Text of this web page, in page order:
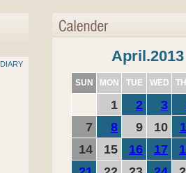
DIARY April.2013
SUN MON TUE WED
1 2 3
7
8 9 10
14
15 16 17